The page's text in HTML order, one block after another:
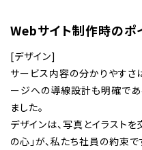
Webサイト制作時のポ
[デザイン]
サービス内容の分かりやすさ
ージへの導線設計も明確で
ました。
デザインは、写真とイラスト
の心」が、私たち社員の約束